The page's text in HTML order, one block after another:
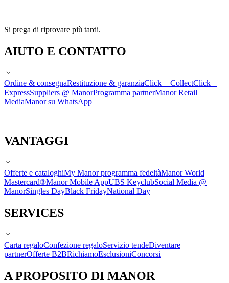
Si prega di riprovare più tardi.
AIUTO E CONTATTO
Ordine & consegnaRestituzione & garanziaClick + CollectClick +
ExpressSuppliers @ ManorProgramma partnerManor Retail
MediaManor su WhatsApp
VANTAGGI
Offerte e cataloghiMy Manor programma fedeltàManor World
Mastercard®Manor Mobile AppUBS KeyclubSocial Media @
ManorSingles DayBlack FridayNational Day
SERVICES
Carta regaloConfezione regaloServizio tendeDiventare
partnerOfferte B2BRichiamoEsclusioniConcorsi
A PROPOSITO DI MANOR